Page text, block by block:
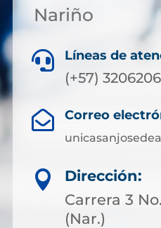
Nariño
 Líneas de
(+57)
 Correo

Dirección:
Carrera 3
(Nar.)